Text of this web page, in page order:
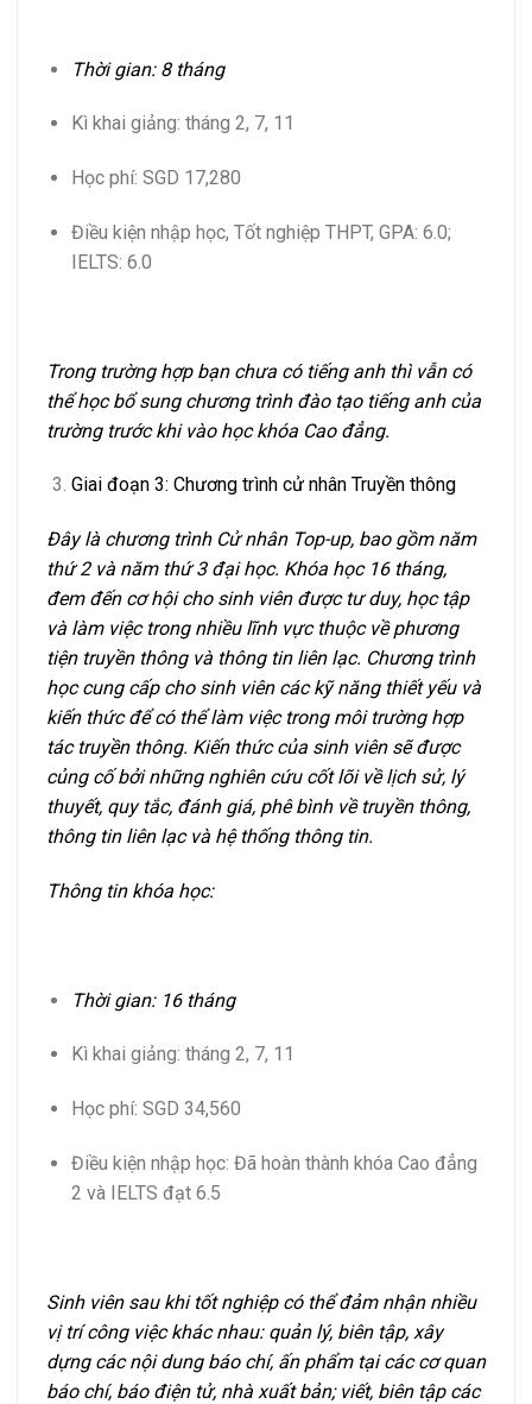
Thời gian: 8 tháng
Kì khai giảng: tháng 2, 7, 11
Học phí: SGD 17,280
Điều kiện nhập học, Tốt nghiệp THPT, GPA: 6.0;
IELTS: 6.0
Trong trường hợp bạn chưa có tiếng anh thì vẫn có
thể học bổ sung chương trình đào tạo tiếng anh của
trường trước khi vào học khóa Cao đẳng.
Giai đoạn 3: Chương trình cử nhân Truyền thông
Đây là chương trình Cử nhân Top-up, bao gồm năm
thứ 2 và năm thứ 3 đại học. Khóa học 16 tháng,
đem đến cơ hội cho sinh viên được tư duy, học tập
và làm việc trong nhiều lĩnh vực thuộc về phương
tiện truyền thông và thông tin liên lạc. Chương trình
học cung cấp cho sinh viên các kỹ năng thiết yếu và
kiến thức để có thể làm việc trong môi trường hợp
tác truyền thông. Kiến thức của sinh viên sẽ được
củng cố bởi những nghiên cứu cốt lõi về lịch sử, lý
thuyết, quy tắc, đánh giá, phê bình về truyền thông,
thông tin liên lạc và hệ thống thông tin.
Thông tin khóa học:
Thời gian: 16 tháng
Kì khai giảng: tháng 2, 7, 11
Học phí: SGD 34,560
Điều kiện nhập học: Đã hoàn thành khóa Cao đẳng
2 và IELTS đạt 6.5
Sinh viên sau khi tốt nghiệp có thể đảm nhận nhiều
vị trí công việc khác nhau: quản lý, biên tập, xây
dựng các nội dung báo chí, ấn phẩm tại các cơ quan
báo chí, báo điện tử, nhà xuất bản; viết, biên tập các